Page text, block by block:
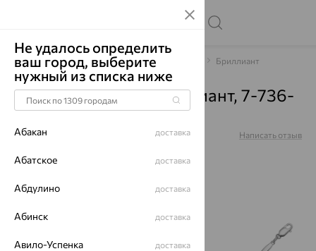
Главная Каталог Браслеты декоративные Бриллиант
Браслет, золото, бриллиант, 7-736-
20
Артикул: Написать отзыв
Не удалось определить
ваш город, выберите
нужный из списка ниже
Абакан доставка
Абатское доставка
Абдулино доставка
Абинск доставка
Авило-Успенка доставка